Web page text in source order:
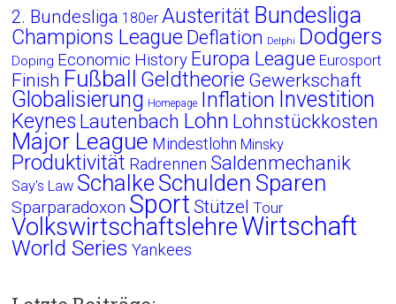
2. Bundesliga 180er Austerität Bundesliga
Champions League Deflation Delphi Dodgers
Doping Economic History Europa League Eurosport
Finish Fußball Geldtheorie Gewerkschaft
Globalisierung Homepage Inflation Investition
Keynes Lautenbach Lohn Lohnstückkosten
Major League Mindestlohn Minsky
Produktivität Radrennen Saldenmechanik
Say's Law Schalke Schulden Sparen
Sparparadoxon Sport Stützel Tour
VolkswirtschaftslehreWirtschaft
World Series Yankees